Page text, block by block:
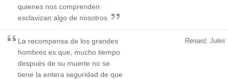
quienes nos comprenden
esclavizan algo de nosotros.
Renard, Jules
La recompensa de los grandes
hombres es que, mucho tiempo
después de su muerte no se
tiene la entera seguridad de que